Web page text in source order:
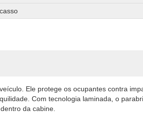
Ele protege os ocupantes contra
Com tecnologia laminada, o
da cabine.